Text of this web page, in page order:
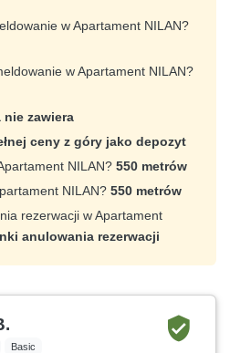
w Apartament NILAN?
w Apartament NILAN?
nie zawiera
ceny z góry jako depozyt
NILAN? 550 metrów
NILAN? 550 metrów
rezerwacji w Apartament
anulowania rezerwacji
Basic